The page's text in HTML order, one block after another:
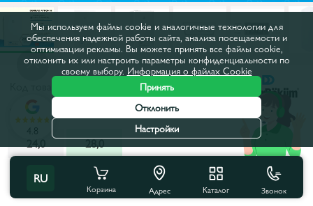
Мощность, кВт:
24,0
28,0
Все характеристики
С этим товаром покупают
RU
Корзина Адрес Каталог Звонок
4.8
Мы используем файлы cookie и аналогичные технологии для
обеспечения надежной работы сайта, анализа посещаемости и
оптимизации рекламы. Вы можете принять все файлы cookie,
отклонить их или настроить параметры конфиденциальности по
своему выбору. Информация о файлах Cookie
Принять
Отклонить
Настройки